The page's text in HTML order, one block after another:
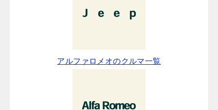
アルファロメオのクルマ一覧